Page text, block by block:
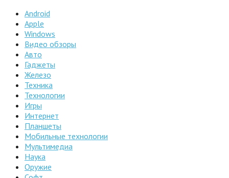
Android
Apple
Windows
Видео обзоры
Авто
Гаджеты
Железо
Техника
Технологии
Игры
Интернет
Планшеты
Мобильные технологии
Мультимедиа
Наука
Оружие